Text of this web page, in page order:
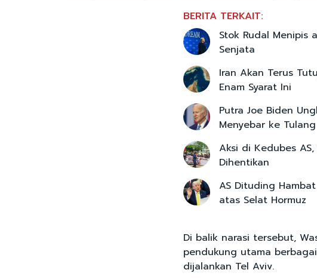
BERITA TERKAIT:
Stok Rudal Menipis
Senjata
Iran Akan Terus
Enam Syarat Ini
Putra Joe Biden
Menyebar ke Tulang
Aksi di Kedubes
Dihentikan
AS Dituding
atas Selat Hormuz
Di balik narasi tersebut,
pendukung utama
dijalankan Tel Aviv.